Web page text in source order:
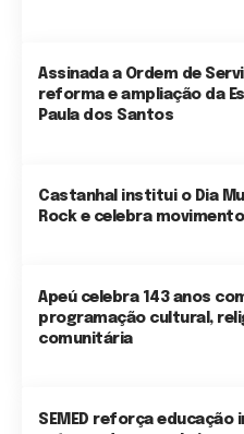
Assinada a Ordem de
reforma e ampliação da
Paula dos Santos
Castanhal institui o Dia
Rock e celebra
Apeú celebra 143 anos
programação cultural,
comunitária
SEMED reforça educação